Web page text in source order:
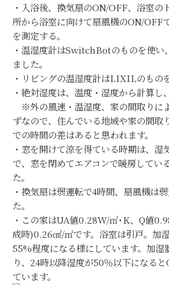
・入浴後、換気扇のON/OFF、浴室の
所から浴室に向けて扇風機のON/OFF
を測定する。
・温湿度計はSwitchBotのものを使い
ました。
・リビングの温湿度計はLIXILのもの
・絶対湿度は、温度・湿度から計算し
※外の風速・温湿度、家の間取りに
ずなので、住んでいる地域や家の間取
での時間の差はあると思われます。
・窓を開けて涼を得ている時期は、湿
で、窓を閉めてエアコンで暖房してい
た。
・換気扇は弱運転で4時間、扇風機は
た。
・この家はUA値0.28W/㎡･K、Q値
成時)0.26㎠/㎡です。浴室は引戸。加
55%程度になる様にしています。加湿
り、24時以降湿度が50％以下になる
ています。